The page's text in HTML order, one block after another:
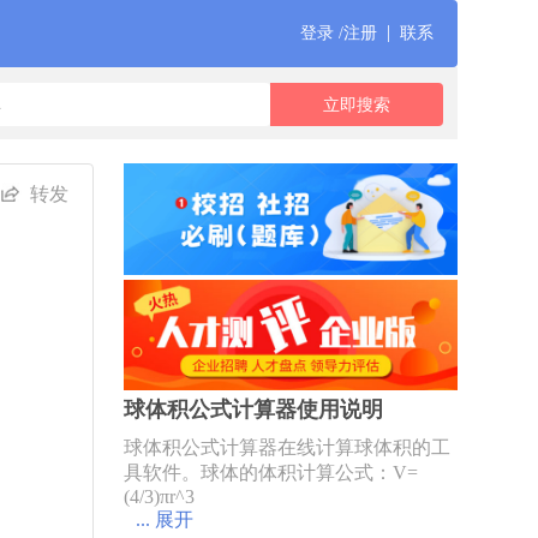
登录 /注册| 联系
转发
球体积公式计算器使用说明
球体积公式计算器在线计算球体积的工
具软件。球体的体积计算公式：V=
(4/3)πr^3
... 展开